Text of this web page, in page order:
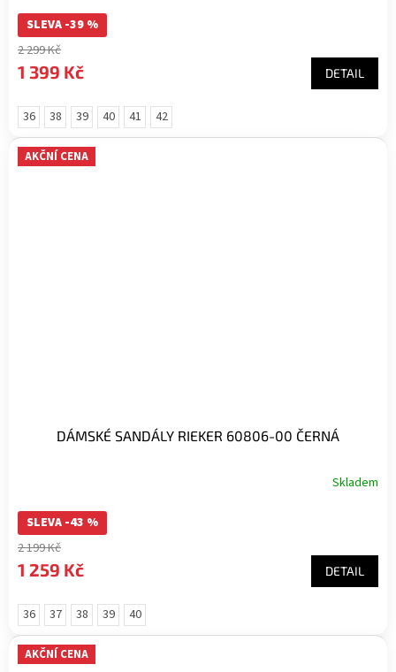
SLEVA -39 %
2 299 Kč
1 399 Kč DETAIL
36 38 39 40 41 42
AKČNÍ CENA
DÁMSKÉ SANDÁLY RIEKER 60806-00 ČERNÁ
Skladem
SLEVA -43 %
2 199 Kč
1 259 Kč DETAIL
36 37 38 39 40
AKČNÍ CENA